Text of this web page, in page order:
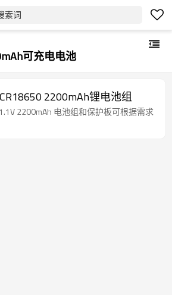
索词
可充电电池
2200mAh锂电池组
2200mAh 电池组和保护板可根据需求